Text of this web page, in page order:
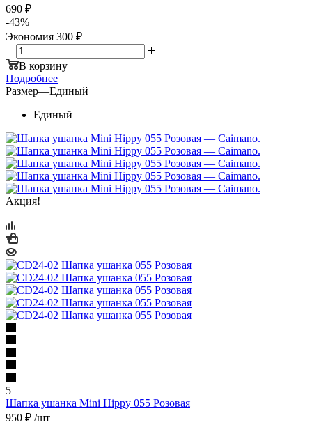
690 ₽
-43%
Экономия 300 ₽
В корзину
Подробнее
Размер—Единый
Единый
Акция!
5
Шапка ушанка Mini Hippy 055 Розовая
950 ₽ /шт